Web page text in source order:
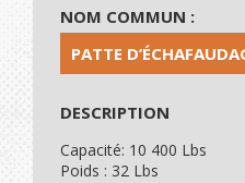
NOM COMMUN :
PATTE
DESCRIPTION
Capacité: 10 400 Lbs
Poids : 32 Lbs